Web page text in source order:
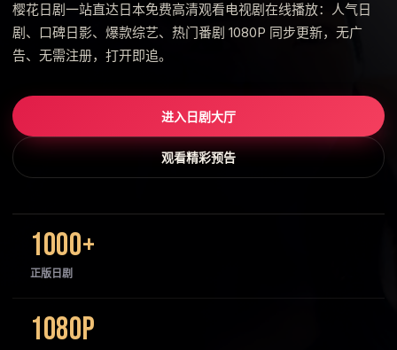
樱花日剧一站直达日本免费高清观看电视剧在线播放：人气日
剧、口碑日影、爆款综艺、热门番剧 1080P 同步更新，无广
告、无需注册，打开即追。
进入日剧大厅
观看精彩预告
1000+
正版日剧
1080P